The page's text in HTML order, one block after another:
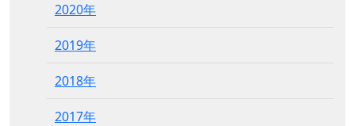
2020年
2019年
2018年
2017年